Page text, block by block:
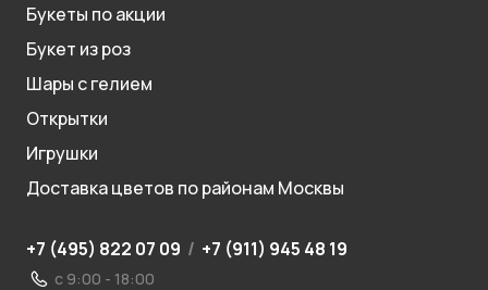
Букеты по акции
Букет из роз
Шары с гелием
Открытки
Игрушки
Доставка цветов по районам Москвы
+7 (495) 822 07 09 / +7 (911) 945 48 19
с 9:00 - 18:00